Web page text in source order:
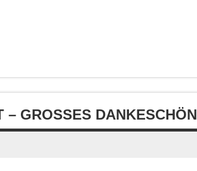
– GROSSES DANKESCHÖN!